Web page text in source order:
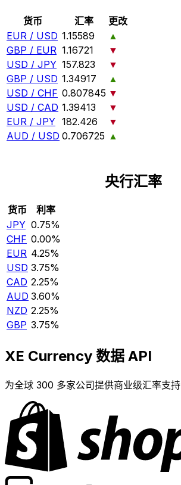
货币 汇率
更改
EUR / USD 1.15589
▲
GBP / EUR 1.16721
▼
USD / JPY 157.823
▼
GBP / USD 1.34917
▲
USD / CHF 0.807845 ▼
USD / CAD 1.39413
▼
EUR / JPY 182.426
▼
AUD / USD 0.706725 ▲
央行汇率
货币
利率
JPY 0.75%
CHF 0.00%
EUR 4.25%
USD 3.75%
CAD 2.25%
AUD 3.60%
NZD 2.25%
GBP 3.75%
XE Currency 数据 API
为全球 300 多家公司提供商业级汇率支持